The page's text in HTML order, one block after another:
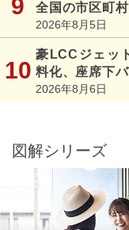
全国の市区町
2026年8月5日
豪LCCジェッ
料化、座席下
2026年8月6日
図解シリーズ